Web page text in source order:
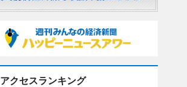
アクセスランキング